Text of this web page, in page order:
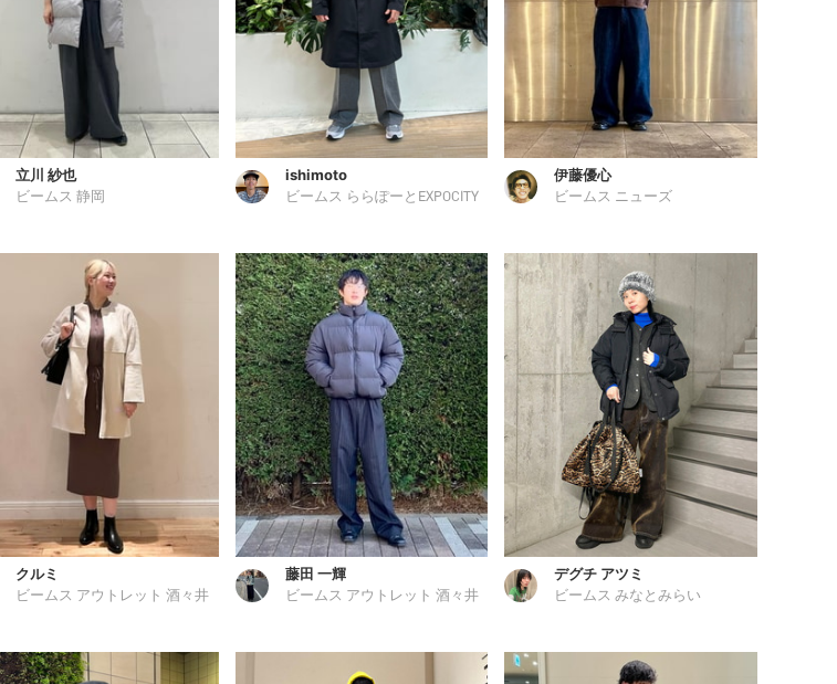
立川 紗也
ビームス 静岡
ishimoto
ビームス ららぽーとEXPOCITY
伊藤優心
ビームス ニューズ
クルミ
ビームス アウトレット 酒々井
藤田 一輝
ビームス アウトレット 酒々井
デグチ アツミ
ビームス みなとみらい